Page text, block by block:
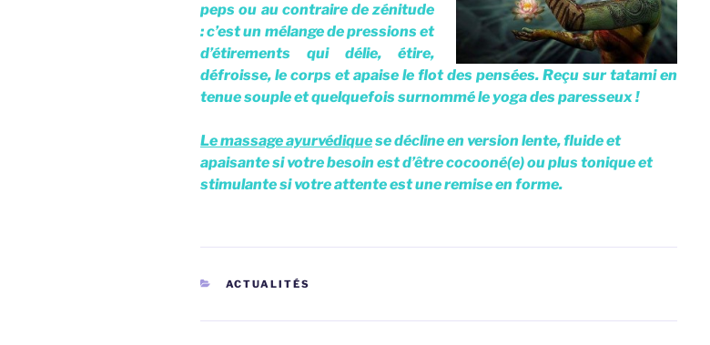
peps ou au contraire de zénitude
: c’est un mélange de pressions et
d’étirements qui délie, étire,
défroisse, le corps et apaise le flot des pensées. Reçu sur tatami en
tenue souple et quelquefois surnommé le yoga des paresseux !
Le massage ayurvédiquese décline en version lente, fluide et
apaisante si votre besoin est d’être cocooné(e) ou plus tonique et
stimulante si votre attente est une remise en forme.
CATÉGORIES
ACTUALITÉS